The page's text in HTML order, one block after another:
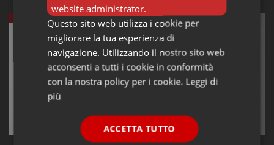
-20% -20%
website administrator.
Questo sito web utilizza i cookie per
migliorare la tua esperienza di
navigazione. Utilizzando il nostro sito web
acconsenti a tutti i cookie in conformità
con la nostra policy per i cookie. Leggi di
più
ACCETTA TUTTO